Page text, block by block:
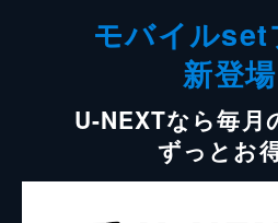
モバイル
新登場
U-NEXTなら毎月
ずっとお